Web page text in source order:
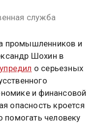
служба
промышленников и
Шохин в
о серьезных
и финансовой
опасность кроется
помогать человеку